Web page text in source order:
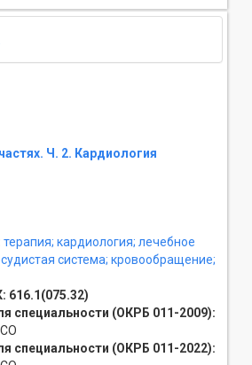
Ч. 2. Кардиология
терапия; кардиология; лечебное
система; кровообращение;
616.1(075.32)
специальности (ОКРБ 011-2009):
специальности (ОКРБ 011-2022):